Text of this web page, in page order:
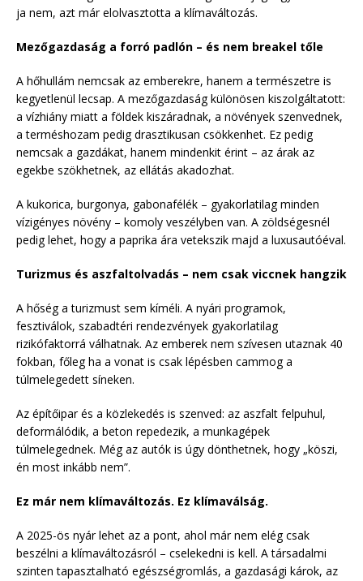
ja nem, azt már elolvasztotta a klímaváltozás.
Mezőgazdaság a forró padlón – és nem breakel tőle
A hőhullám nemcsak az emberekre, hanem a természetre is
kegyetlenül lecsap. A mezőgazdaság különösen kiszolgáltatott:
a vízhiány miatt a földek kiszáradnak, a növények szenvednek,
a terméshozam pedig drasztikusan csökkenhet. Ez pedig
nemcsak a gazdákat, hanem mindenkit érint – az árak az
egekbe szökhetnek, az ellátás akadozhat.
A kukorica, burgonya, gabonafélék – gyakorlatilag minden
vízigényes növény – komoly veszélyben van. A zöldségesnél
pedig lehet, hogy a paprika ára vetekszik majd a luxusautóéval.
Turizmus és aszfaltolvadás – nem csak viccnek hangzik
A hőség a turizmust sem kíméli. A nyári programok,
fesztiválok, szabadtéri rendezvények gyakorlatilag
rizikófaktorrá válhatnak. Az emberek nem szívesen utaznak 40
fokban, főleg ha a vonat is csak lépésben cammog a
túlmelegedett síneken.
Az építőipar és a közlekedés is szenved: az aszfalt felpuhul,
deformálódik, a beton repedezik, a munkagépek
túlmelegednek. Még az autók is úgy dönthetnek, hogy „köszi,
én most inkább nem”.
Ez már nem klímaváltozás. Ez klímaválság.
A 2025-ös nyár lehet az a pont, ahol már nem elég csak
beszélni a klímaváltozásról – cselekedni is kell. A társadalmi
szinten tapasztalható egészségromlás, a gazdasági károk, az